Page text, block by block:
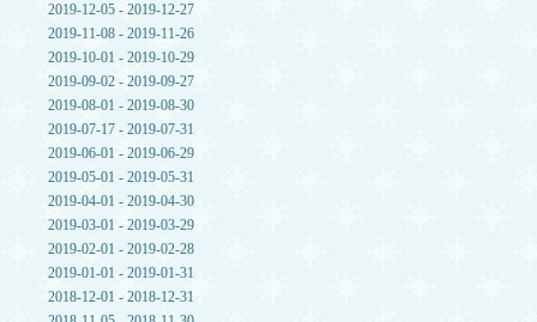
2019-12-05 - 2019-12-27
2019-11-08 - 2019-11-26
2019-10-01 - 2019-10-29
2019-09-02 - 2019-09-27
2019-08-01 - 2019-08-30
2019-07-17 - 2019-07-31
2019-06-01 - 2019-06-29
2019-05-01 - 2019-05-31
2019-04-01 - 2019-04-30
2019-03-01 - 2019-03-29
2019-02-01 - 2019-02-28
2019-01-01 - 2019-01-31
2018-12-01 - 2018-12-31